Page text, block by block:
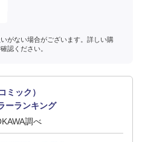
がない場合がございます。詳しい購
認ください。
ミック）
ーランキング
調べ